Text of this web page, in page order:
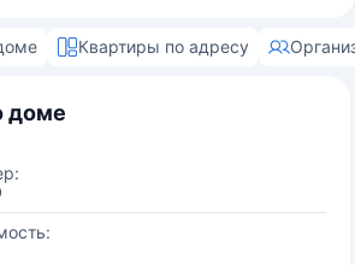
Квартиры по адресу
доме